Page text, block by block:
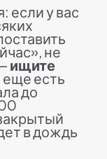
если у вас
не
ищите
еще есть
до
в дождь